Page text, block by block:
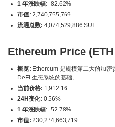
1 年涨跌幅: -82.62%
市值: 2,740,755,769
流通总数: 4,074,529,886 SUI
Ethereum Price
概览: Ethereum 是规模第二大的加
DeFi 生态系统的基础。
当前价格: 1,912.16
24H变化: 0.56%
1 年涨跌幅: -52.78%
市值: 230,274,663,719